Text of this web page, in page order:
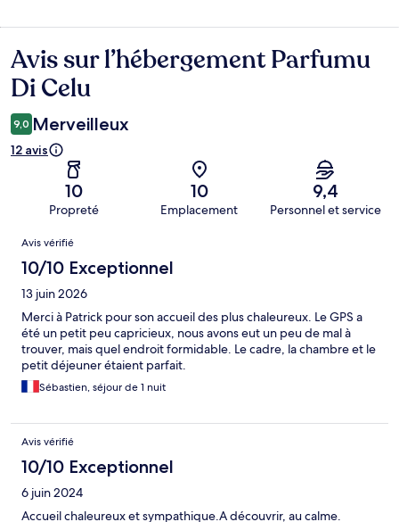
Avis
Avis sur l’hébergement Parfumu
Di Celu
9,0 Merveilleux
12 avis
10
Propreté
10
Emplacement
9,4
Personnel et service
Avis
Avis vérifié
10/10 Exceptionnel
13 juin 2026
Merci à Patrick pour son accueil des plus chaleureux. Le GPS a
été un petit peu capricieux, nous avons eut un peu de mal à
trouver, mais quel endroit formidable. Le cadre, la chambre et le
petit déjeuner étaient parfait.
Sébastien, séjour de 1 nuit
Avis vérifié
10/10 Exceptionnel
6 juin 2024
Accueil chaleureux et sympathique.A découvrir, au calme.